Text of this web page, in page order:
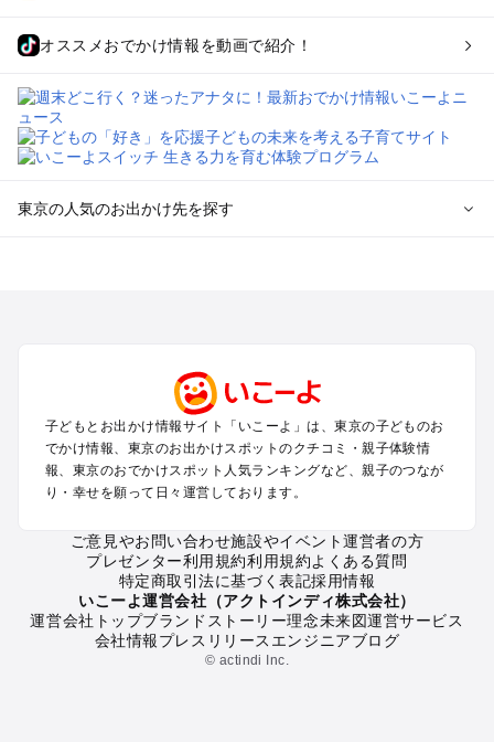
オススメおでかけ情報を動画で紹介！
東京の人気のお出かけ先を探す
町田・相模原・愛川・上野原のプールお出かけ
渋谷・原宿・恵比寿・中目黒・自由が丘のプールお出かけ
池袋・赤羽・王子・巣鴨・目白・石神井のプールお出かけ
新宿・高田馬場・代々木・千駄ヶ谷のプールお出かけ
銀座・丸の内・日本橋・有楽町・築地・月島のプールお出かけ
小金井・小平・西東京・東村山・東久留米のプールお出かけ
府中・調布・狛江のプールお出かけ
青梅・奥多摩のプールお出かけ
蒲田・大森・羽田周辺のプールお出かけ
葛西・新木場・亀戸・亀有・柴又のプールお出かけ
北千住・日暮里・荒川のプールお出かけ
子どもとお出かけ情報サイト「いこーよ」は、東京の子どものお
でかけ情報、東京のお出かけスポットのクチコミ・親子体験情
報、東京のおでかけスポット人気ランキングなど、親子のつなが
り・幸せを願って日々運営しております。
ご意見やお問い合わせ施設やイベント運営者の方
プレゼンター利用規約利用規約よくある質問
特定商取引法に基づく表記採用情報
いこーよ運営会社（アクトインディ株式会社）
運営会社トップブランドストーリー理念未来図運営サービス
会社情報プレスリリース エンジニアブログ
© actindi Inc.